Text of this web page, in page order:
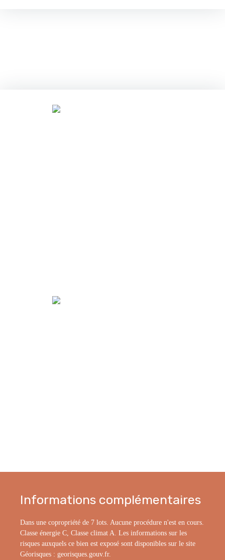
Informations complémentaires
Dans une copropriété de 7 lots. Aucune procédure n'est en cours.
Classe énergie C, Classe climat A. Les informations sur les
risques auxquels ce bien est exposé sont disponibles sur le site
Géorisques : georisques.gouv.fr.